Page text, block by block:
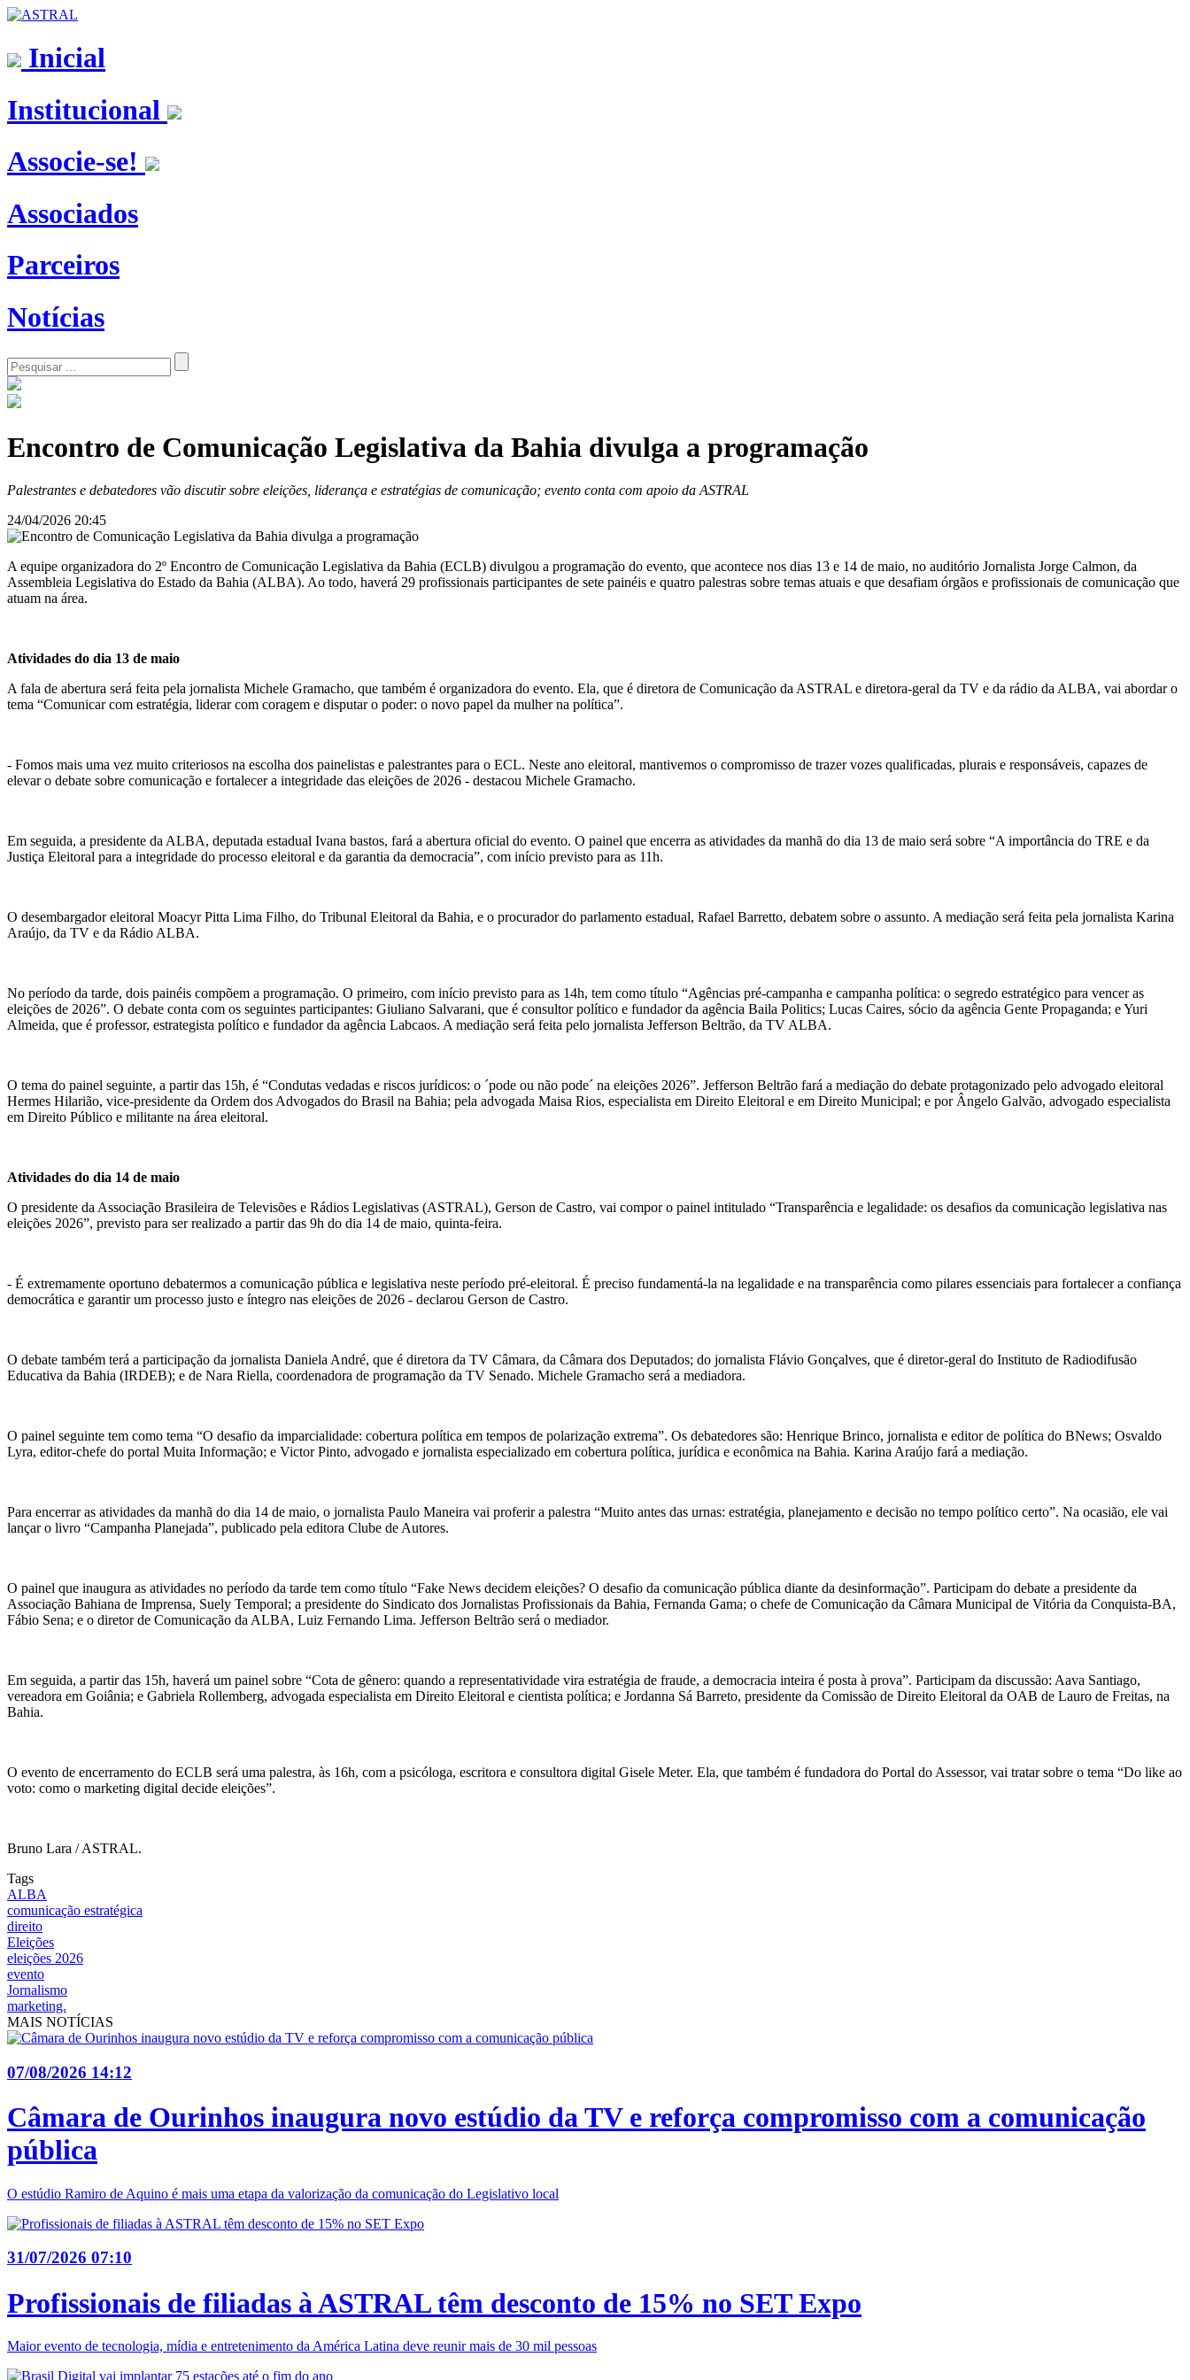
Inicial
Institucional
Associe-se!
Associados
Parceiros
Notícias
Encontro de Comunicação Legislativa da Bahia divulga a programação
Palestrantes e debatedores vão discutir sobre eleições, liderança e estratégias de comunicação; evento conta com apoio da ASTRAL
24/04/2026 20:45
A equipe organizadora do 2º Encontro de Comunicação Legislativa da Bahia (ECLB) divulgou a programação do evento, que acontece nos dias 13 e 14 de maio, no auditório Jornalista Jorge Calmon, da
Assembleia Legislativa do Estado da Bahia (ALBA). Ao todo, haverá 29 profissionais participantes de sete painéis e quatro palestras sobre temas atuais e que desafiam órgãos e profissionais de comunicação que
atuam na área.
Atividades do dia 13 de maio
A fala de abertura será feita pela jornalista Michele Gramacho, que também é organizadora do evento. Ela, que é diretora de Comunicação da ASTRAL e diretora-geral da TV e da rádio da ALBA, vai abordar o
tema “Comunicar com estratégia, liderar com coragem e disputar o poder: o novo papel da mulher na política”.
- Fomos mais uma vez muito criteriosos na escolha dos painelistas e palestrantes para o ECL. Neste ano eleitoral, mantivemos o compromisso de trazer vozes qualificadas, plurais e responsáveis, capazes de
elevar o debate sobre comunicação e fortalecer a integridade das eleições de 2026 - destacou Michele Gramacho.
Em seguida, a presidente da ALBA, deputada estadual Ivana bastos, fará a abertura oficial do evento. O painel que encerra as atividades da manhã do dia 13 de maio será sobre “A importância do TRE e da
Justiça Eleitoral para a integridade do processo eleitoral e da garantia da democracia”, com início previsto para as 11h.
O desembargador eleitoral Moacyr Pitta Lima Filho, do Tribunal Eleitoral da Bahia, e o procurador do parlamento estadual, Rafael Barretto, debatem sobre o assunto. A mediação será feita pela jornalista Karina
Araújo, da TV e da Rádio ALBA.
No período da tarde, dois painéis compõem a programação. O primeiro, com início previsto para as 14h, tem como título “Agências pré-campanha e campanha política: o segredo estratégico para vencer as
eleições de 2026”. O debate conta com os seguintes participantes: Giuliano Salvarani, que é consultor político e fundador da agência Baila Politics; Lucas Caires, sócio da agência Gente Propaganda; e Yuri
Almeida, que é professor, estrategista político e fundador da agência Labcaos. A mediação será feita pelo jornalista Jefferson Beltrão, da TV ALBA.
O tema do painel seguinte, a partir das 15h, é “Condutas vedadas e riscos jurídicos: o ´pode ou não pode´ na eleições 2026”. Jefferson Beltrão fará a mediação do debate protagonizado pelo advogado eleitoral
Hermes Hilarião, vice-presidente da Ordem dos Advogados do Brasil na Bahia; pela advogada Maisa Rios, especialista em Direito Eleitoral e em Direito Municipal; e por Ângelo Galvão, advogado especialista
em Direito Público e militante na área eleitoral.
Atividades do dia 14 de maio
O presidente da Associação Brasileira de Televisões e Rádios Legislativas (ASTRAL), Gerson de Castro, vai compor o painel intitulado “Transparência e legalidade: os desafios da comunicação legislativa nas
eleições 2026”, previsto para ser realizado a partir das 9h do dia 14 de maio, quinta-feira.
- É extremamente oportuno debatermos a comunicação pública e legislativa neste período pré-eleitoral. É preciso fundamentá-la na legalidade e na transparência como pilares essenciais para fortalecer a confiança
democrática e garantir um processo justo e íntegro nas eleições de 2026 - declarou Gerson de Castro.
O debate também terá a participação da jornalista Daniela André, que é diretora da TV Câmara, da Câmara dos Deputados; do jornalista Flávio Gonçalves, que é diretor-geral do Instituto de Radiodifusão
Educativa da Bahia (IRDEB); e de Nara Riella, coordenadora de programação da TV Senado. Michele Gramacho será a mediadora.
O painel seguinte tem como tema “O desafio da imparcialidade: cobertura política em tempos de polarização extrema”. Os debatedores são: Henrique Brinco, jornalista e editor de política do BNews; Osvaldo
Lyra, editor-chefe do portal Muita Informação; e Victor Pinto, advogado e jornalista especializado em cobertura política, jurídica e econômica na Bahia. Karina Araújo fará a mediação.
Para encerrar as atividades da manhã do dia 14 de maio, o jornalista Paulo Maneira vai proferir a palestra “Muito antes das urnas: estratégia, planejamento e decisão no tempo político certo”. Na ocasião, ele vai
lançar o livro “Campanha Planejada”, publicado pela editora Clube de Autores.
O painel que inaugura as atividades no período da tarde tem como título “Fake News decidem eleições? O desafio da comunicação pública diante da desinformação”. Participam do debate a presidente da
Associação Bahiana de Imprensa, Suely Temporal; a presidente do Sindicato dos Jornalistas Profissionais da Bahia, Fernanda Gama; o chefe de Comunicação da Câmara Municipal de Vitória da Conquista-BA,
Fábio Sena; e o diretor de Comunicação da ALBA, Luiz Fernando Lima. Jefferson Beltrão será o mediador.
Em seguida, a partir das 15h, haverá um painel sobre “Cota de gênero: quando a representatividade vira estratégia de fraude, a democracia inteira é posta à prova”. Participam da discussão: Aava Santiago,
vereadora em Goiânia; e Gabriela Rollemberg, advogada especialista em Direito Eleitoral e cientista política; e Jordanna Sá Barreto, presidente da Comissão de Direito Eleitoral da OAB de Lauro de Freitas, na
Bahia.
O evento de encerramento do ECLB será uma palestra, às 16h, com a psicóloga, escritora e consultora digital Gisele Meter. Ela, que também é fundadora do Portal do Assessor, vai tratar sobre o tema “Do like ao
voto: como o marketing digital decide eleições”.
Bruno Lara / ASTRAL.
Tags
ALBA
comunicação estratégica
direito
Eleições
eleições 2026
evento
Jornalismo
marketing.
MAIS NOTÍCIAS
07/08/2026 14:12
Câmara de Ourinhos inaugura novo estúdio da TV e reforça compromisso com a comunicação
pública
O estúdio Ramiro de Aquino é mais uma etapa da valorização da comunicação do Legislativo local
31/07/2026 07:10
Profissionais de filiadas à ASTRAL têm desconto de 15% no SET Expo
Maior evento de tecnologia, mídia e entretenimento da América Latina deve reunir mais de 30 mil pessoas